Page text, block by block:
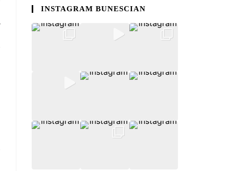
INSTAGRAM BUNESCIAN